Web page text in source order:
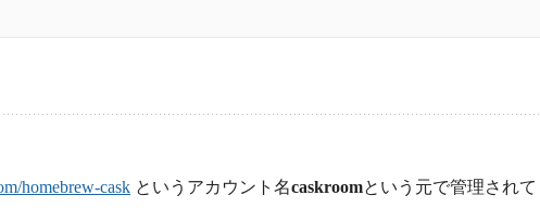
homebrew-cask というアカウント名caskroomという元で管理されて